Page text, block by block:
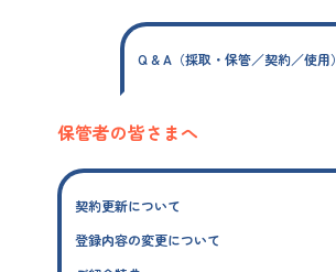
Q & A（採取・保管／契約／使用）
保管者の皆さまへ
契約更新について
登録内容の変更について